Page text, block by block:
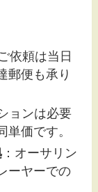
依頼は当日
郵便も承り
ョンは必要
価です。
：オーサリン
ーヤーでの